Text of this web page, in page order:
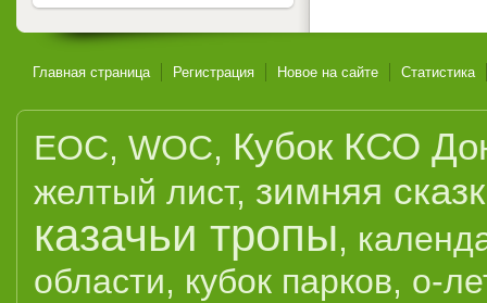
Главная страница Регистрация Новое на сайте Статистика
EOC, WOC, Кубок КСО
желтый лист, зимняя
казачьи тропы,
области, кубок парков, о-